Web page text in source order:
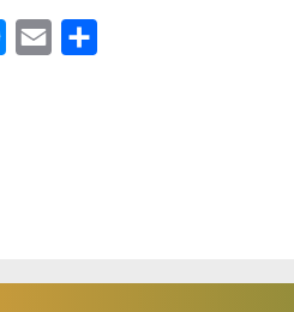
Messenger
Email